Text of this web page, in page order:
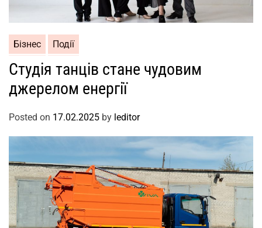
Бізнес Події
Студія танців стане чудовим
джерелом енергії
Posted on 17.02.2025 by leditor